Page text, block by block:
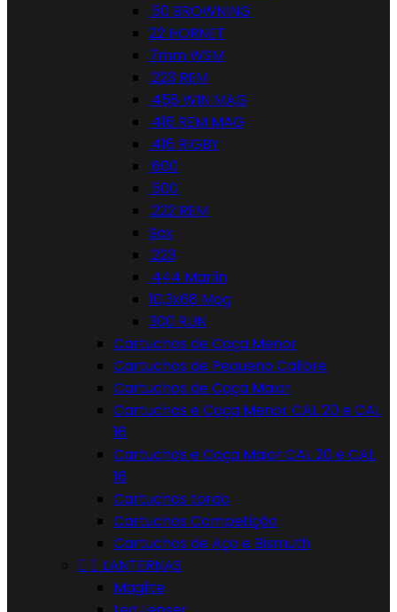
.50 BROWNING
22 HORNET
7mm WSM
.223 REM
.458 WIN MAG
.416 REM MAG
.416 RIGBY
.600
.500
.222 REM
Sax
.223
.444 Marlin
10,3x68 Mag
300 RUN
Cartuchos de Caça Menor
Cartuchos de Pequeno Calibre
Cartuchos de Caça Maior
Cartuchos e Caça Menor CAL 20 e CAL
16
Cartuchos e Caça Maior CAL 20 e CAL
16
Cartuchos tordo
Cartuchos Competição
Cartuchos de Aço e Bismuth
  LANTERNAS
Maglite